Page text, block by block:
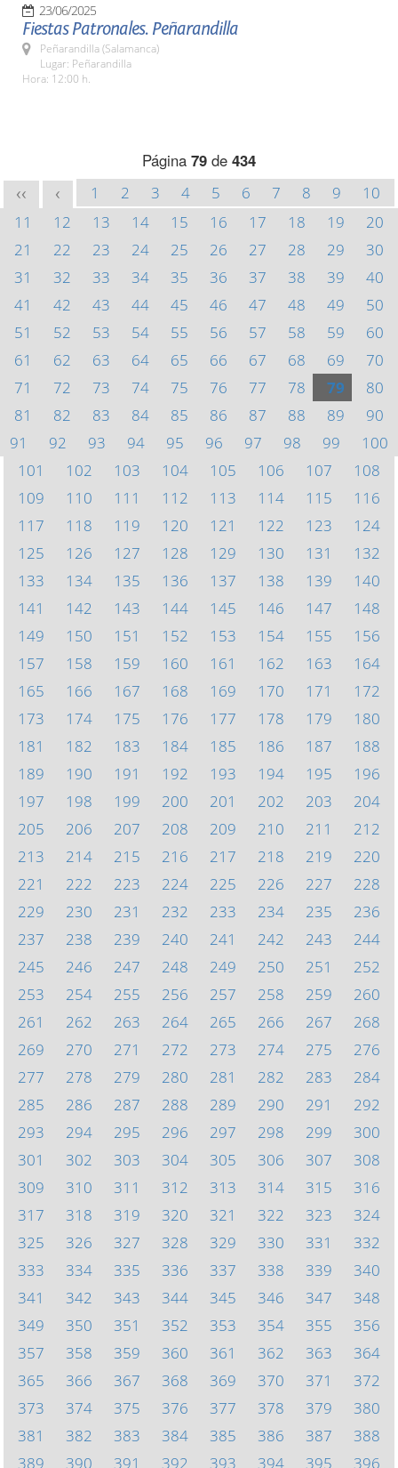
23/06/2025
Fiestas Patronales. Peñarandilla
Peñarandilla (Salamanca)
Lugar: Peñarandilla
Hora: 12:00 h.
Página 79 de 434
<< < 1 2 3 4 5 6 7 8 9
10
11
12 13 14 15 16 17 18 19
20
21
22 23 24 25 26 27 28 29
30
31
32 33 34 35 36 37 38 39
40
41
42 43 44 45 46 47 48 49
50
51
52 53 54 55 56 57 58 59
60
61
62 63 64 65 66 67 68 69
70
71
72 73 74 75 76 77 78 79
80
81
82 83 84 85 86 87 88 89
90
91
92 93 94 95 96 97 98 99
100
101
102 103 104 105 106 107
108
109
110 111 112 113 114 115
116
117
118 119 120 121 122 123
124
125
126 127 128 129 130 131
132
133
134 135 136 137 138 139
140
141
142 143 144 145 146 147
148
149
150 151 152 153 154 155
156
157
158 159 160 161 162 163
164
165
166 167 168 169 170 171
172
173
174 175 176 177 178 179
180
181
182 183 184 185 186 187
188
189
190 191 192 193 194 195
196
197
198 199 200 201 202 203
204
205
206 207 208 209 210 211
212
213
214 215 216 217 218 219
220
221
222 223 224 225 226 227
228
229
230 231 232 233 234 235
236
237
238 239 240 241 242 243
244
245
246 247 248 249 250 251
252
253
254 255 256 257 258 259
260
261
262 263 264 265 266 267
268
269
270 271 272 273 274 275
276
277
278 279 280 281 282 283
284
285
286 287 288 289 290 291
292
293
294 295 296 297 298 299
300
301
302 303 304 305 306 307
308
309
310 311 312 313 314 315
316
317
318 319 320 321 322 323
324
325
326 327 328 329 330 331
332
333
334 335 336 337 338 339
340
341
342 343 344 345 346 347
348
349
350 351 352 353 354 355
356
357
358 359 360 361 362 363
364
365
366 367 368 369 370 371
372
373
374 375 376 377 378 379
380
381
382 383 384 385 386 387
388
389
390 391 392 393 394 395 396